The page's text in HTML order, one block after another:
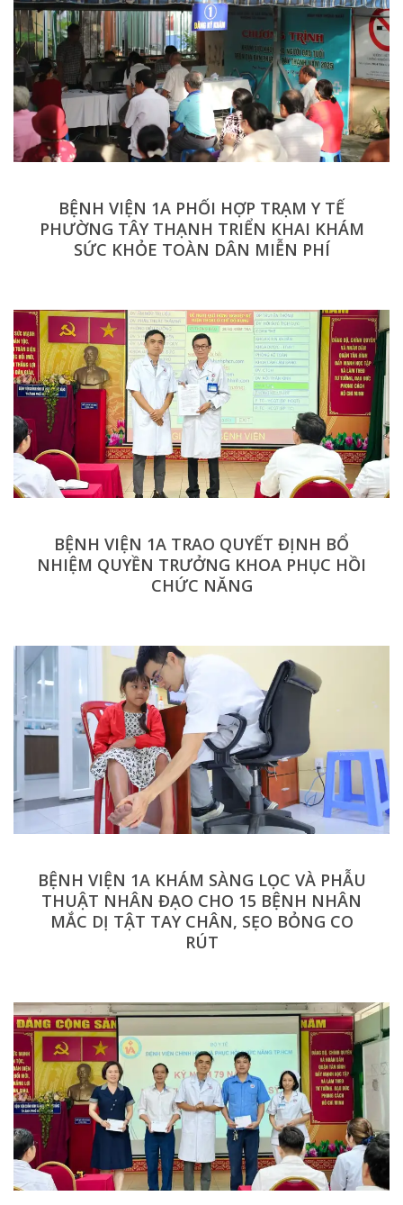
BỆNH VIỆN 1A PHỐI HỢP TRẠM Y TẾ
PHƯỜNG TÂY THẠNH TRIỂN KHAI KHÁM
SỨC KHỎE TOÀN DÂN MIỄN PHÍ
BỆNH VIỆN 1A TRAO QUYẾT ĐỊNH BỔ
NHIỆM QUYỀN TRƯỞNG KHOA PHỤC HỒI
CHỨC NĂNG
BỆNH VIỆN 1A KHÁM SÀNG LỌC VÀ PHẪU
THUẬT NHÂN ĐẠO CHO 15 BỆNH NHÂN
MẮC DỊ TẬT TAY CHÂN, SẸO BỎNG CO
RÚT
CÔNG ĐOÀN BỆNH VIỆN 1A TRI ÂN ĐOÀN
VIÊN THUỘC GIA ĐÌNH CHÍNH SÁCH
NHÂN KỶ NIỆM 79 NĂM NGÀY THƯƠNG
BINH – LIỆT SĨ (27/7/1947 – 27/7/2026)